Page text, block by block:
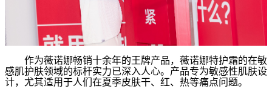
作为薇诺娜畅销十余年的王牌产品，薇诺娜特护霜的在敏
感肌护肤领域的标杆实力已深入人心。产品专为敏感性肌肤设
计，尤其适用于人们在夏季皮肤干、红、热等痛点问题。